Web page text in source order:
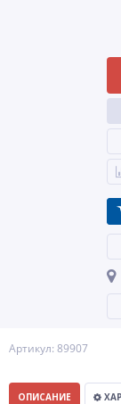
Артикул: 89907
ОПИСАНИЕ